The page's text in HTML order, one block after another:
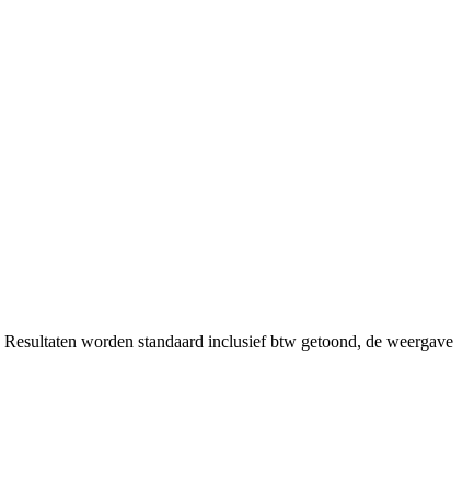
Resultaten worden standaard inclusief btw getoond, de weergave